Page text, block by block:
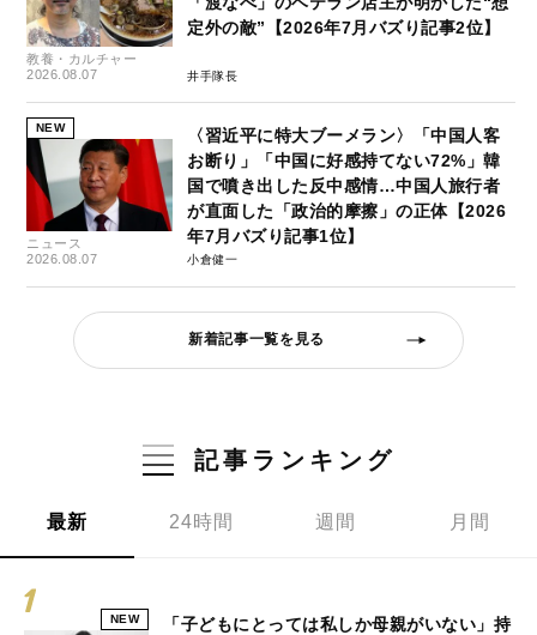
教養・カルチャー
2026.08.07
定外の敵”【2026年7月バズり記事2位】
井手隊長
NEW
ニュース
2026.08.07
〈習近平に特大ブーメラン〉「中国人客
お断り」「中国に好感持てない72%」韓
国で噴き出した反中感情…中国人旅行者
が直面した「政治的摩擦」の正体【2026
年7月バズり記事1位】
小倉健一
新着記事一覧を見る
記事ランキング
最新 24時間 週間 月間
NEW
「子どもにとっては私しか母親がいない」持